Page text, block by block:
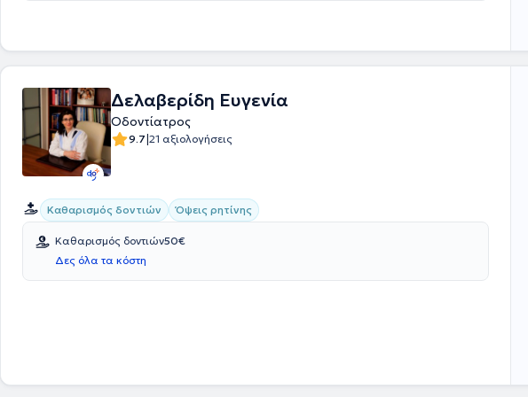
Δελαβερίδη Ευγενία
Οδοντίατρος
9.7|21 αξιολογήσεις
Καθαρισμός δοντιών Όψεις ρητίνης
Καθαρισμός δοντιών50€
Δες όλα τα κόστη